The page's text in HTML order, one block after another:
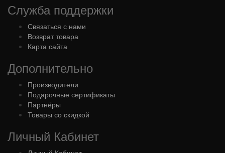
Служба поддержки
Связаться с нами
Возврат товара
Карта сайта
Дополнительно
Производители
Подарочные сертификаты
Партнёры
Товары со скидкой
Личный Кабинет